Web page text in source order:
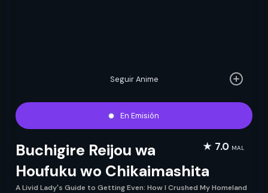
En Emisión
Buchigire Reijou wa
Houfuku wo Chikaimashita